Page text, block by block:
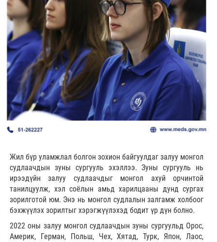
Жил бүр уламжлал болгон зохион байгуулдаг залуу монгол
судлаачдын зуны сургууль эхэллээ. Зуны сургууль нь
ирээдүйн залуу судлаачдыг монгол ахуй орчинтой
танилцуулж, хэл соёлын амьд харилцааны дунд сургах
зорилготой юм. Энэ нь монгол судлалын залгамж холбоог
бэхжүүлэх зорилтыг хэрэгжүүлэхэд бодит үр дүн болно.
2022 оны залуу монгол судлаачдын зуны сургуульд Орос,
Америк, Герман, Польш, Чех, Хятад, Турк, Япон, Лаос,